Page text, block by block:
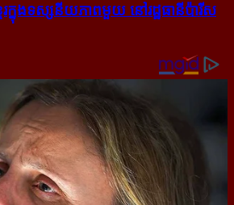
រ​ក្នុង​ទស្សនីយភាព​មួយ នៅ​រដ្ឋធានី​ប៉ារីស​